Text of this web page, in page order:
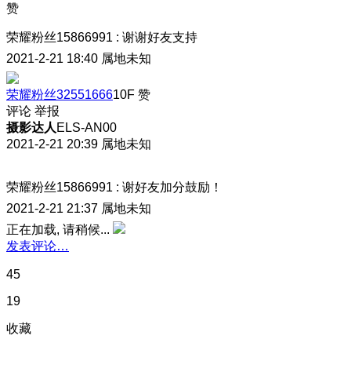
赞
荣耀粉丝15866991 : 谢谢好友支持
2021-2-21 18:40 属地未知
荣耀粉丝3255166610F 赞
评论 举报
摄影达人 ELS-AN00
2021-2-21 20:39 属地未知
荣耀粉丝15866991 : 谢好友加分鼓励！
2021-2-21 21:37 属地未知
正在加载, 请稍候...
发表评论…
45
19
收藏